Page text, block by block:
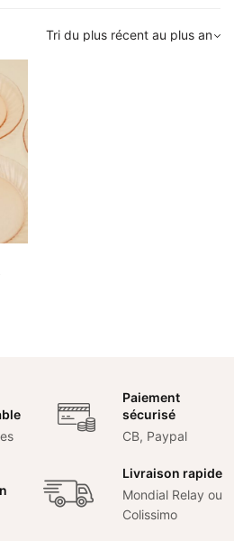
Paiement
sécurisé
CB, Paypal
Livraison rapide
Mondial Relay ou
Colissimo